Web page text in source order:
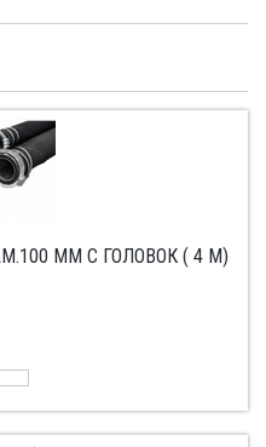
ММ С ГОЛОВОК ( 4 М)